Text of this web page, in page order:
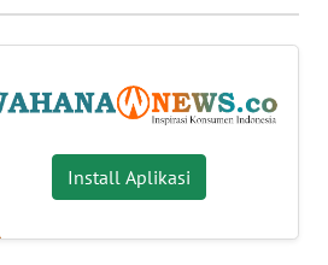
Install Aplikasi